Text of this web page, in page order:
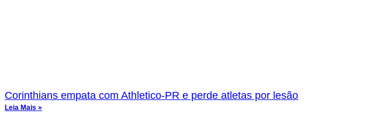
Corinthians empata com Athletico-PR e perde atletas por lesão
Leia Mais »